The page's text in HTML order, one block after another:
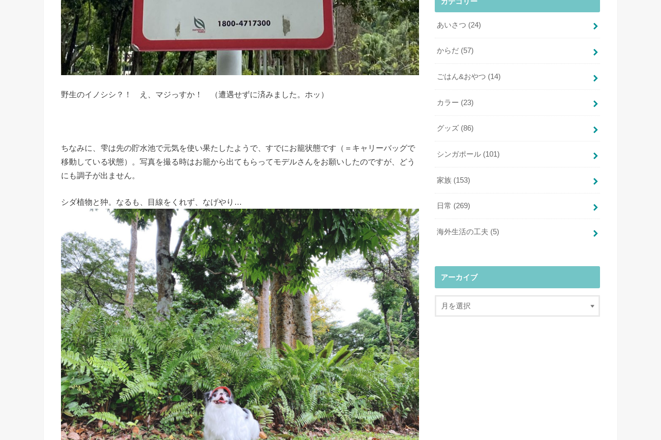
野生のイノシシ？！ え、マジっすか！ （遭遇せずに済みました。ホッ）
ちなみに、雫は先の貯水池で元気を使い果たしたようで、すでにお籠状態です（＝キャリーバッグで
移動している状態）。写真を撮る時はお籠から出てもらってモデルさんをお願いしたのですが、どう
にも調子が出ません。
シダ植物と狆。なるも、目線をくれず、なげやり…
あいさつ (24)
からだ (57)
ごはん&おやつ (14)
カラー (23)
グッズ (86)
シンガポール (101)
家族 (153)
日常 (269)
海外生活の工夫 (5)
アーカイブ